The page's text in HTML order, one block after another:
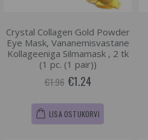
Crystal Collagen Gold Powder
Eye Mask, Vananemisvastane
Kollageeniga Silmamask , 2 tk
(1 pc. (1 pair))
€1.96 €1.24
LISA OSTUKORVI